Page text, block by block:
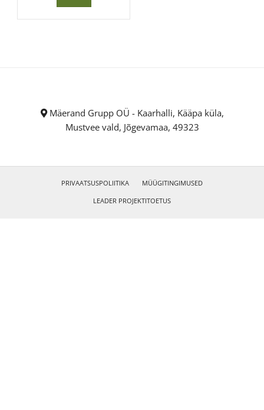
Mäerand Grupp OÜ - Kaarhalli, Kääpa küla,
Mustvee vald, Jõgevamaa, 49323
PRIVAATSUSPOLIITIKA
MÜÜGITINGIMUSED
LEADER PROJEKTITOETUS